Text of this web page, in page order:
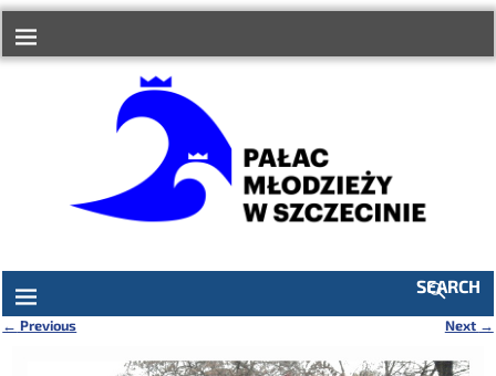
treści
SEARCH
← Previous Next →